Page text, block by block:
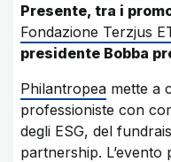
Presente, tra i
Fondazione Terzjus
presidente Bobba
Philantropea mette a
professioniste con
degli ESG, del
partnership.